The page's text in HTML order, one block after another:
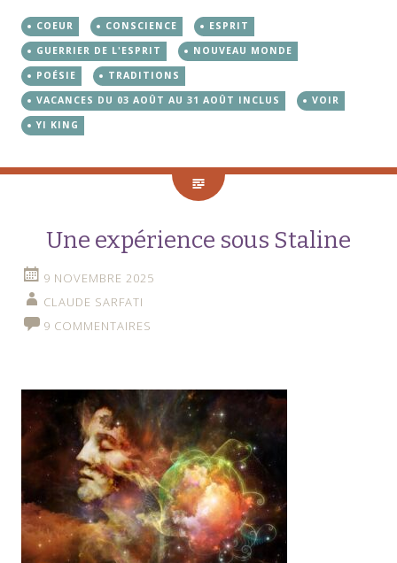
COEUR CONSCIENCE
ESPRIT
GUERRIER DE L'ESPRIT
NOUVEAU MONDE
POÉSIE
TRADITIONS
VACANCES DU 03 AOÛT AU 31 AOÛT INCLUS
VOIR
YI KING
Une expérience sous Staline
9 NOVEMBRE 2025
CLAUDE SARFATI
9 COMMENTAIRES